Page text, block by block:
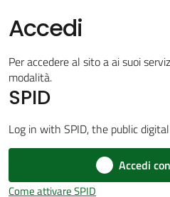
Novità
Servizi
Vivere
d'Argile
Accedi
Per accedere al sito a ai suoi
modalità.
SPID
Log in with SPID, the public
Accedi
Come attivare SPID